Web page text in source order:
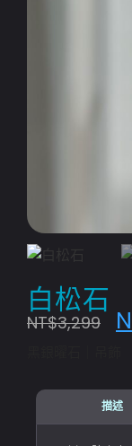
白松石
NT$3,299
描述